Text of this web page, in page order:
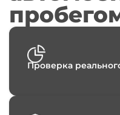
Проверка